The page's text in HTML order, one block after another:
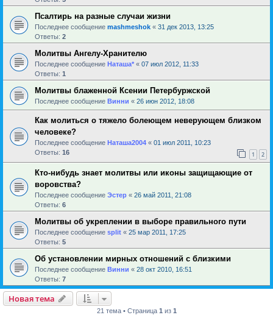
Псалтирь на разные случаи жизни
Последнее сообщение mashmeshok « 31 дек 2013, 13:25
Ответы: 2
Молитвы Ангелу-Хранителю
Последнее сообщение Наташа* « 07 июл 2012, 11:33
Ответы: 1
Молитвы блаженной Ксении Петербуржской
Последнее сообщение Винни « 26 июн 2012, 18:08
Как молиться о тяжело болеющем неверующем близком
человеке?
Последнее сообщение Наташа2004 « 01 июл 2011, 10:23
Ответы: 16 1 2
Кто-нибудь знает молитвы или иконы защищающие от
воровства?
Последнее сообщение Эстер « 26 май 2011, 21:08
Ответы: 6
Молитвы об укреплении в выборе правильного пути
Последнее сообщение sрlit « 25 мар 2011, 17:25
Ответы: 5
Об установлении мирных отношений с близкими
Последнее сообщение Винни « 28 окт 2010, 16:51
Ответы: 7
Новая тема
21 тема • Страница 1 из 1